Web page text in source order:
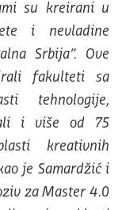
su kreirani u
i nevladine
Srbija”. Ove
fakulteti sa
tehnologije,
ali i više od 75
kreativnih
je Samardžić i
za Master 4.0